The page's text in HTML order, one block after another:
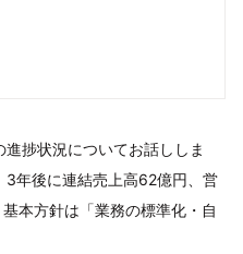
捗状況についてお話ししま
年後に連結売上高62億円、営
本方針は「業務の標準化・自